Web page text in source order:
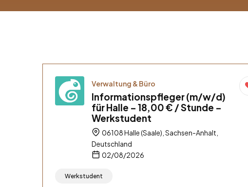
Verwaltung & Büro
Informationspfleger (m/w/d)
für Halle – 18,00 € / Stunde –
Werkstudent
06108 Halle (Saale), Sachsen-Anhalt,
Deutschland
02/08/2026
Werkstudent